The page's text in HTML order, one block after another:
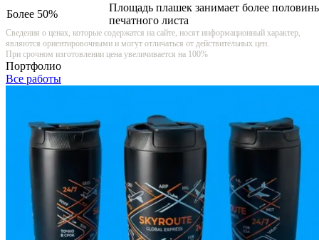
Более 50%
Площадь плашек занимает более
печатного листа
Сведения о ценах, которые содержатся на сайте, носят информационный характер,
являются ориентировочными и могут отличаться от действительных цен.
При срочном изготовлении цена увеличивается на 100%
Портфолио
Все работы